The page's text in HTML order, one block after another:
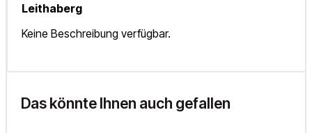
Leithaberg
Keine Beschreibung verfügbar.
Das könnte Ihnen auch gefallen